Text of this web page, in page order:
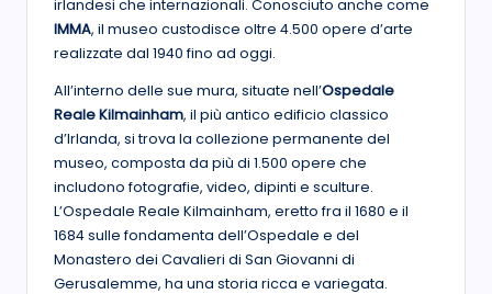
irlandesi che internazionali. Conosciuto anche come
IMMA, il museo custodisce oltre 4.500 opere d’arte
realizzate dal 1940 fino ad oggi.
All’interno delle sue mura, situate nell’Ospedale
Reale Kilmainham, il più antico edificio classico
d’Irlanda, si trova la collezione permanente del
museo, composta da più di 1.500 opere che
includono fotografie, video, dipinti e sculture.
L’Ospedale Reale Kilmainham, eretto fra il 1680 e il
1684 sulle fondamenta dell’Ospedale e del
Monastero dei Cavalieri di San Giovanni di
Gerusalemme, ha una storia ricca e variegata.